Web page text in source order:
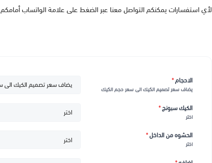
لأي استفسارات يمكنكم التواصل معنا عبر الضغط على علامة الواتساب أمامكم
الاحجام*
يضاف سعر تصميم الكيك الى سعر حجم الكيك
الكيك سبونج*
اختر
الحشوه من الداخل*
اختر